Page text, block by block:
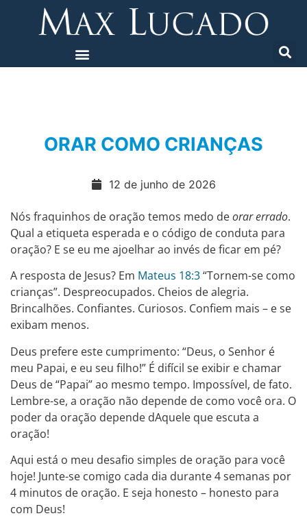
ORAR COMO CRIANÇAS
12 de junho de 2026
Nós fraquinhos de oração temos medo deorar errado.
Qual a etiqueta esperada e o código de conduta para
oração? E se eu me ajoelhar ao invés de ficar em pé?
A resposta de Jesus? Em Mateus 18:3“Tornem-se como
crianças”. Despreocupados. Cheios de alegria.
Brincalhões. Confiantes. Curiosos. Confiem mais – e se
exibam menos.
Deus prefere este cumprimento: “Deus, o Senhor é
meu Papai, e eu seu filho!” É difícil se exibir e chamar
Deus de “Papai” ao mesmo tempo. Impossível, de fato.
Lembre-se, a oração não depende de como você ora. O
poder da oração depende dAquele que escuta a
oração!
Aqui está o meu desafio simples de oração para você
hoje! Junte-se comigo cada dia durante 4 semanas por
4 minutos de oração. E seja honesto – honesto para
com Deus!